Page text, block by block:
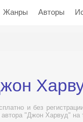
Жанры Авторы
и без
автора "Джон Харвуд"